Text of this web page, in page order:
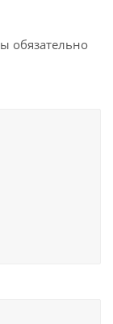
обязательно